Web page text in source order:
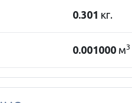
0.301 кг.
0.001000 м3